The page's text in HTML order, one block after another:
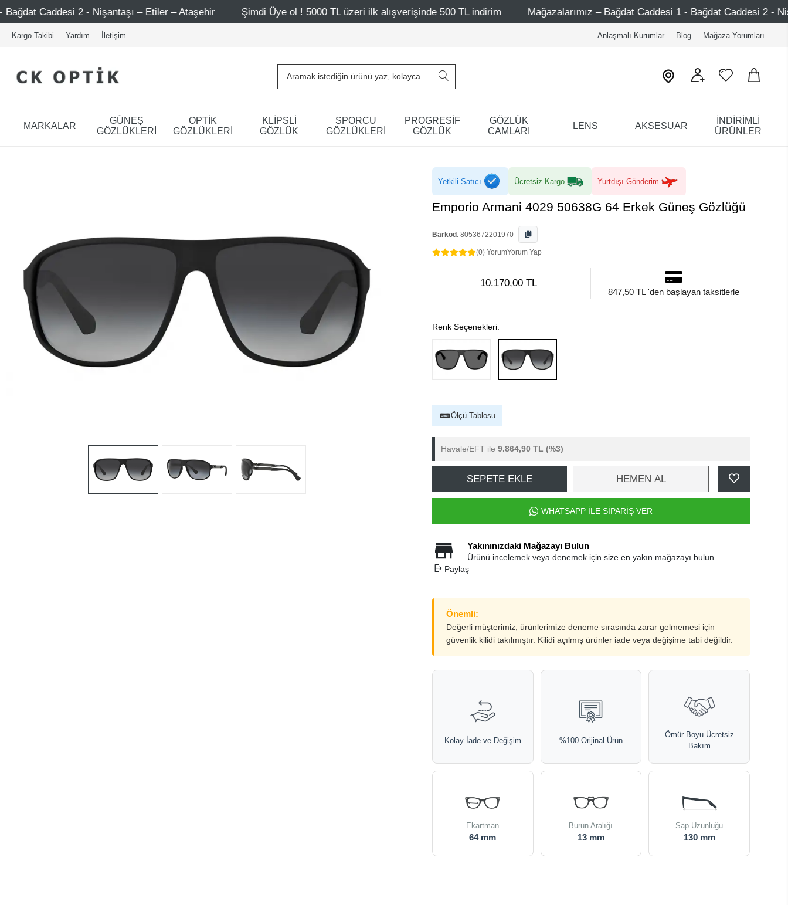
– Etiler – Ataşehir Şimdi Üye ol ! 5000 TL üzeri ilk alışverişinde 500 TL indirim Mağazalarımız – Bağdat Caddesi 1 - Bağdat Caddesi 2 - Nişantaşı – Etiler –
Kargo Takibi Yardım İletişim Anlaşmalı Kurumlar Blog Mağaza Yorumları
MARKALAR
GÜNEŞ
GÖZLÜKLERİ
OPTİK
GÖZLÜKLERİ
KLİPSLİ
GÖZLÜK
SPORCU
GÖZLÜKLERİ
PROGRESİF
GÖZLÜK
GÖZLÜK
CAMLARI
LENS AKSESUAR
İNDİRİMLİ
ÜRÜNLER
Yetkili Satıcı Ücretsiz Kargo Yurtdışı Gönderim
Emporio Armani 4029 50638G 64 Erkek Güneş Gözlüğü
Barkod : 8053672201970
(0) YorumYorum Yap
10.170,00 TL
847,50 TL 'den başlayan taksitlerle
Renk Seçenekleri:
Ölçü Tablosu
Havale/EFT ile 9.864,90 TL (%3)
SEPETE EKLE HEMEN AL
WHATSAPP İLE SİPARİŞ VER
Yakınınızdaki Mağazayı Bulun
Ürünü incelemek veya denemek için size en yakın mağazayı bulun.
Paylaş
Önemli:
Değerli müşterimiz, ürünlerimize deneme sırasında zarar gelmemesi için
güvenlik kilidi takılmıştır. Kilidi açılmış ürünler iade veya değişime tabi değildir.
Kolay İade ve Değişim %100 Orijinal Ürün
Ömür Boyu Ücretsiz
Bakım
Ekartman
64 mm
Burun Aralığı
13 mm
Sap Uzunluğu
130 mm